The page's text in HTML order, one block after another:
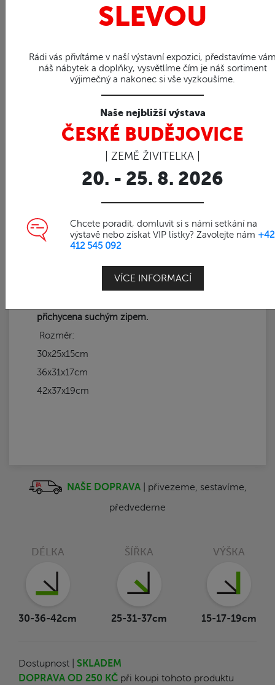
SLEVOU
Rádi vás přivítáme v naší výstavní expozici, představíme
náš nábytek a doplňky, vysvětlíme čím je náš sortiment
výjimečný a nakonec si vše vyzkoušíme.
Naše nejbližší výstava
ČESKÉ BUDĚJOVICE
| ZEMĚ ŽIVITELKA |
20. - 25. 8. 2026
Chcete poradit, domluvit si s námi setkání na
výstavě nebo získat VIP lístky? Zavolejte nám
412 545 092
VÍCE INFORMACÍ
Obj. číslo | 80170
Sada 3 ratan košíků
přichycena suchým zipem.
Rozměr:
30x25x15cm
36x31x17cm
42x37x19cm
NAŠE DOPRAVA| přivezeme, sestavíme,
předvedeme
DÉLKA
30-36-42cm
ŠÍŘKA
25-31-37cm
VÝŠKA
15-17-19cm
Dostupnost | SKLADEM
DOPRAVA OD 250 KČ při koupi tohoto produktu